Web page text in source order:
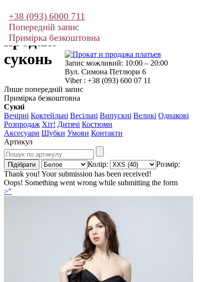
Прокат і
продаж
суконь
+38 (093) 6000 711
Попередній запис
Примірка безкоштовна
Запис можливий: 10:00 – 20:00
Вул. Симона Петлюри 6
Viber : +38 (093) 600 07 11
Лише попередній запис
Примірка безкоштовна
Сукні
Вечірні Коктейльні Весільні Випускні Великі Однакові
Розпродаж Хіт! Дитячі Костюми
Аксесуари Шубки Умови Контакти
Артикул
Колір:
Розмір:
Thank you! Your submission has been received!
Oops! Something went wrong while submitting the form
>"